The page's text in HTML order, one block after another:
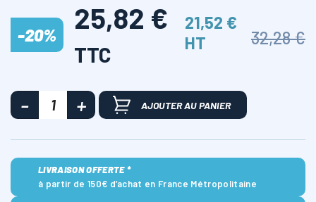
-20% 25,82 €
TTC
21,52 €
HT
32,28 €
AJOUTER AU PANIER
LIVRAISON OFFERTE *
à partir de 150€ d’achat en France Métropolitaine